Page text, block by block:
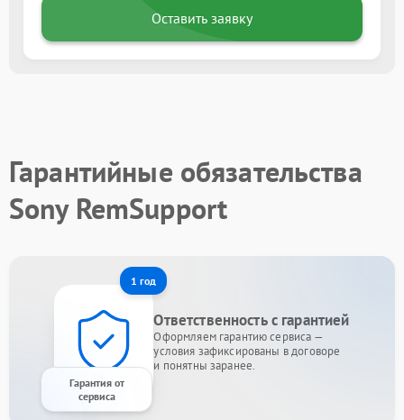
Оставить заявку
Гарантийные обязательства
Sony RemSupport
1 год
Гарантия от
сервиса
Ответственность с гарантией
Оформляем гарантию сервиса —
условия зафиксированы в договоре
и понятны заранее.